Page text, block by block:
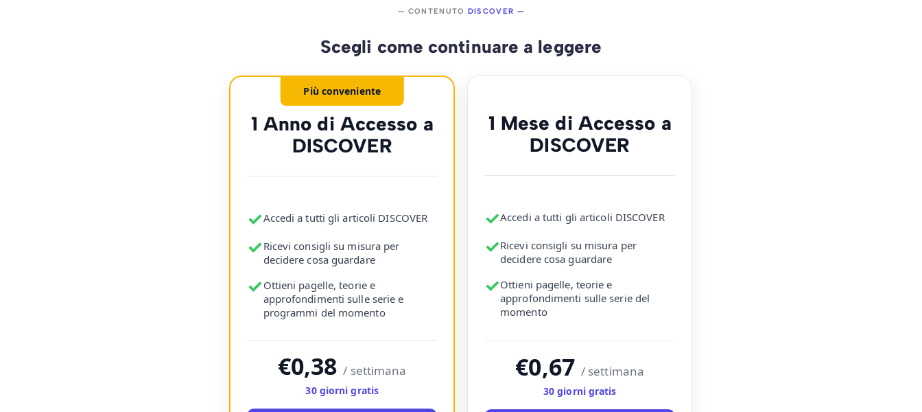
— CONTENUTO DISCOVER —
Scegli come continuare a leggere
Più conveniente
1 Anno di Accesso a
DISCOVER
✓Accedi a tutti gli articoli DISCOVER
✓Ricevi consigli su misura per
decidere cosa guardare
✓Ottieni pagelle, teorie e
approfondimenti sulle serie e
programmi del momento
€0,38/ settimana
30 giorni gratis
1 Mese di Accesso a
DISCOVER
✓Accedi a tutti gli articoli DISCOVER
✓Ricevi consigli su misura per
decidere cosa guardare
✓Ottieni pagelle, teorie e
approfondimenti sulle serie del
momento
€0,67 / settimana
30 giorni gratis